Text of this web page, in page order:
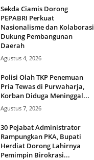
Sekda Ciamis Dorong
PEPABRI Perkuat
Nasionalisme dan Kolaborasi
Dukung Pembangunan
Daerah
Agustus 4, 2026
Polisi Olah TKP Penemuan
Pria Tewas di Purwaharja,
Korban Diduga Meninggal...
Agustus 7, 2026
30 Pejabat Administrator
Rampungkan PKA, Bupati
Herdiat Dorong Lahirnya
Pemimpin Birokrasi...